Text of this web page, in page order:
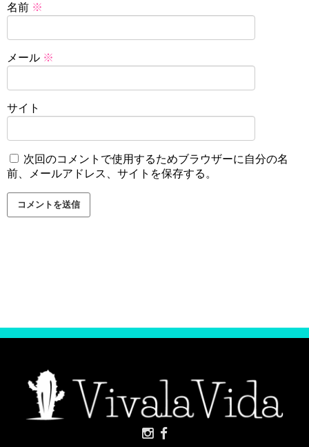
名前 ※
メール ※
サイト
次回のコメントで使用するためブラウザーに自分の名
前、メールアドレス、サイトを保存する。